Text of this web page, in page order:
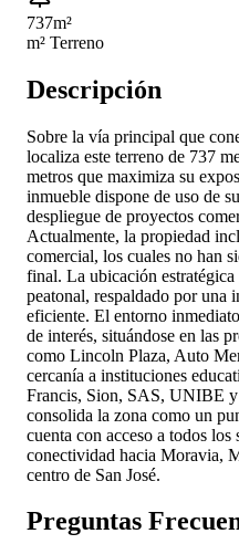
737m²
m² Terreno
Descripción
Sobre la vía principal que
localiza este terreno de 737
metros que maximiza su
inmueble dispone de uso de
despliegue de proyectos
Actualmente, la propiedad
comercial, los cuales no han
final. La ubicación
peatonal, respaldado por una
eficiente. El entorno
de interés, situándose en las
como Lincoln Plaza, Auto
cercanía a instituciones
Francis, Sion, SAS, UNIBE
consolida la zona como un
cuenta con acceso a todos
conectividad hacia Moravia,
centro de San José.
Preguntas